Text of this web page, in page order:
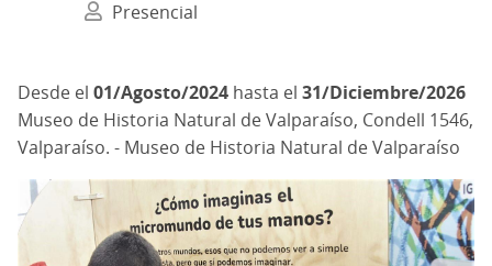
Presencial
01/Agosto/2024 hasta el 31/Diciembre/2026
Museo de Historia Natural de Valparaíso, Condell 1546,
Valparaíso. - Museo de Historia Natural de Valparaíso